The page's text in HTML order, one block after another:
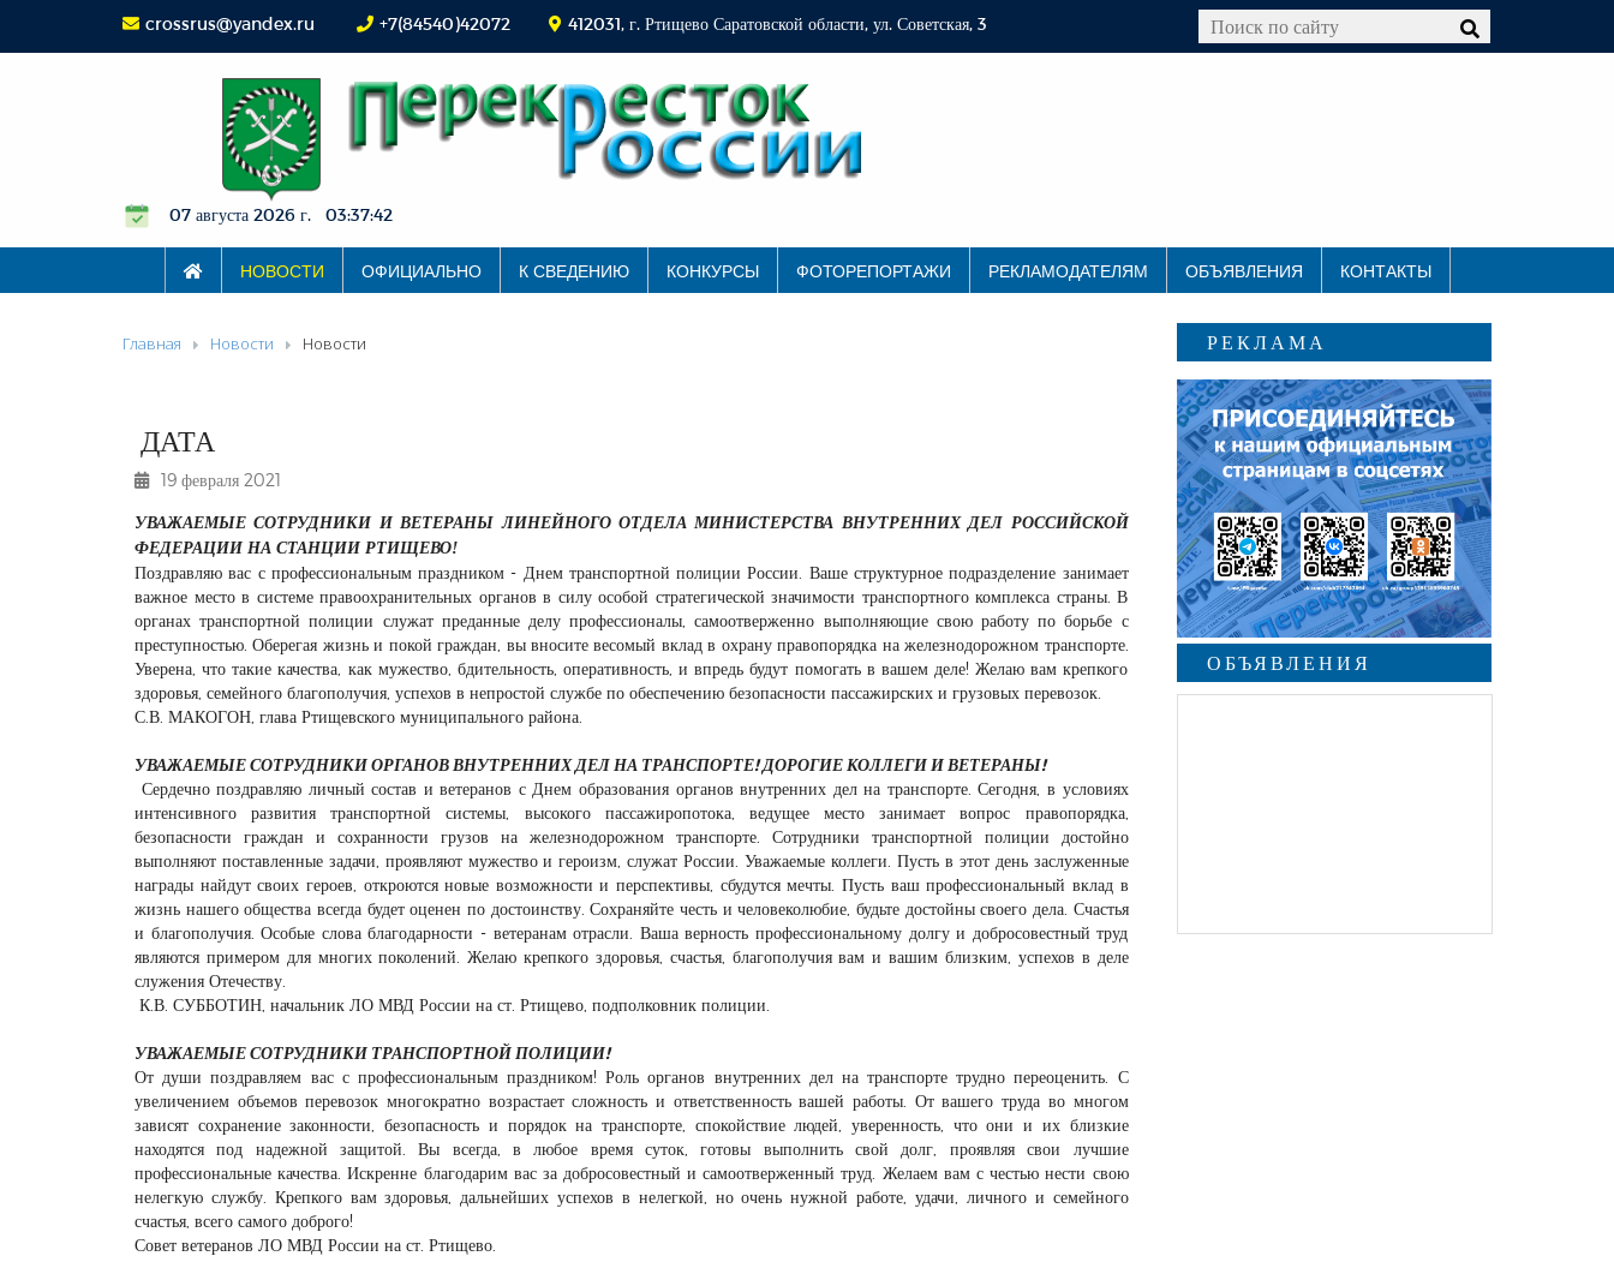
crossrus@yandex.ru +7(84540)42072 412031, г. Ртищево Саратовской области, ул. Советская, 3
07 августа 2026 г. 03:37:42
НОВОСТИ ОФИЦИАЛЬНО К СВЕДЕНИЮ КОНКУРСЫ ФОТОРЕПОРТАЖИ РЕКЛАМОДАТЕЛЯМ ОБЪЯВЛЕНИЯ КОНТАКТЫ
Главная Новости Новости
ДАТА
19 февраля 2021
УВАЖАЕМЫЕ СОТРУДНИКИ И ВЕТЕРАНЫ ЛИНЕЙНОГО ОТДЕЛА МИНИСТЕРСТВА ВНУТРЕННИХ ДЕЛ РОССИЙСКОЙ
ФЕДЕРАЦИИ НА СТАНЦИИ РТИЩЕВО!
Поздравляю вас с профессиональным праздником - Днем транспортной полиции России. Ваше структурное подразделение занимает
важное место в системе правоохранительных органов в силу особой стратегической значимости транспортного комплекса страны. В
органах транспортной полиции служат преданные делу профессионалы, самоотверженно выполняющие свою работу по борьбе с
преступностью. Оберегая жизнь и покой граждан, вы вносите весомый вклад в охрану правопорядка на железнодорожном транспорте.
Уверена, что такие качества, как мужество, бдительность, оперативность, и впредь будут помогать в вашем деле! Желаю вам крепкого
здоровья, семейного благополучия, успехов в непростой службе по обеспечению безопасности пассажирских и грузовых перевозок.
С.В. МАКОГОН, глава Ртищевского муниципального района.
УВАЖАЕМЫЕ СОТРУДНИКИ ОРГАНОВ ВНУТРЕННИХ ДЕЛ НА ТРАНСПОРТЕ! ДОРОГИЕ КОЛЛЕГИ И ВЕТЕРАНЫ!
Сердечно поздравляю личный состав и ветеранов с Днем образования органов внутренних дел на транспорте. Сегодня, в условиях
интенсивного развития транспортной системы, высокого пассажиропотока, ведущее место занимает вопрос правопорядка,
безопасности граждан и сохранности грузов на железнодорожном транспорте. Сотрудники транспортной полиции достойно
выполняют поставленные задачи, проявляют мужество и героизм, служат России. Уважаемые коллеги. Пусть в этот день заслуженные
награды найдут своих героев, откроются новые возможности и перспективы, сбудутся мечты. Пусть ваш профессиональный вклад в
жизнь нашего общества всегда будет оценен по достоинству. Сохраняйте честь и человеколюбие, будьте достойны своего дела. Счастья
и благополучия. Особые слова благодарности - ветеранам отрасли. Ваша верность профессиональному долгу и добросовестный труд
являются примером для многих поколений. Желаю крепкого здоровья, счастья, благополучия вам и вашим близким, успехов в деле
служения Отечеству.
К.В. СУББОТИН, начальник ЛО МВД России на ст. Ртищево, подполковник полиции.
УВАЖАЕМЫЕ СОТРУДНИКИ ТРАНСПОРТНОЙ ПОЛИЦИИ!
От души поздравляем вас с профессиональным праздником! Роль органов внутренних дел на транспорте трудно переоценить. С
увеличением объемов перевозок многократно возрастает сложность и ответственность вашей работы. От вашего труда во многом
зависят сохранение законности, безопасность и порядок на транспорте, спокойствие людей, уверенность, что они и их близкие
находятся под надежной защитой. Вы всегда, в любое время суток, готовы выполнить свой долг, проявляя свои лучшие
профессиональные качества. Искренне благодарим вас за добросовестный и самоотверженный труд. Желаем вам с честью нести свою
нелегкую службу. Крепкого вам здоровья, дальнейших успехов в нелегкой, но очень нужной работе, удачи, личного и семейного
счастья, всего самого доброго!
Совет ветеранов ЛО МВД России на ст. Ртищево.
РЕКЛАМА
ОБЪЯВЛЕНИЯ